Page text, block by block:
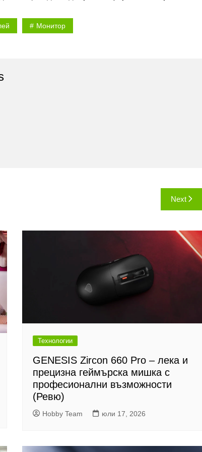
Монитор
Next
Технологии
GENESIS Zircon 660 Pro – лека и
прецизна геймърска мишка с
професионални възможности
(Ревю)
Hobby Team юли 17, 2026